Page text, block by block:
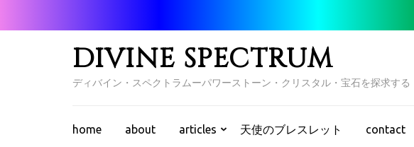
DIVINE SPECTRUM
ディバイン・スペクトラムーパワーストーン・クリスタル・宝石を探求する
home about articles 天使のブレスレット contact